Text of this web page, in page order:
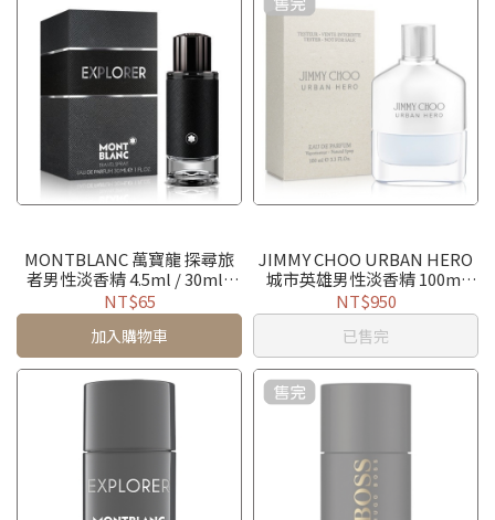
MONTBLANC 萬寶龍 探尋旅
者男性淡香精 4.5ml / 30ml /
100ml / TESTER
NT$65
加入購物車
JIMMY CHOO URBAN HERO
城市英雄男性淡香精 100ml
TESTER (無蓋)
NT$950
已售完